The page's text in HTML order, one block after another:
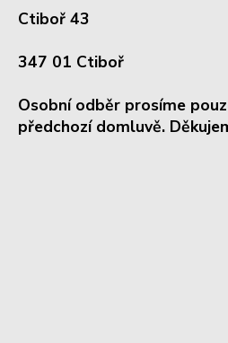
Ctiboř 43
347 01 Ctiboř
Osobní odběr prosíme
předchozí domluvě.